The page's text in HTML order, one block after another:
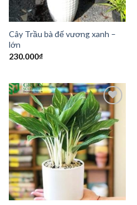
Cây Trầu bà đế vương xanh –
lớn
230.000₫
Add to
Wishlist